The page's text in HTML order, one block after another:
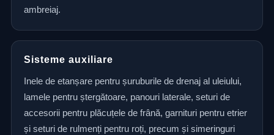
ambreiaj.
Sisteme auxiliare
Inele de etanșare pentru șuruburile de drenaj al uleiului,
lamele pentru ștergătoare, panouri laterale, seturi de
accesorii pentru plăcuțele de frână, garnituri pentru etrier
și seturi de rulmenți pentru roți, precum și simeringuri